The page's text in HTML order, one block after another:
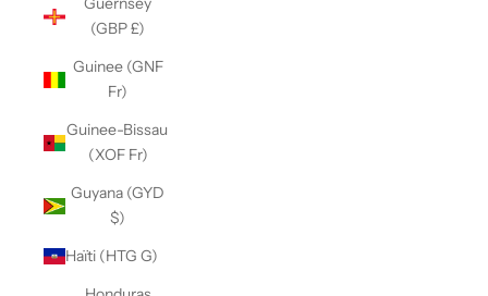
(GBP £)
Guinee (GNF
Fr)
Guinee-Bissau
(XOF Fr)
Guyana (GYD
$)
Haïti (HTG G)